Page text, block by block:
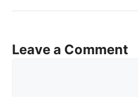
Leave a Comment